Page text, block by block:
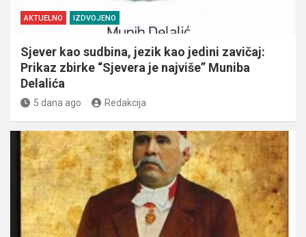
AKTUELNO IZDVOJENO
Sjever kao sudbina, jezik kao jedini zavičaj:
Prikaz zbirke “Sjevera je najviše” Muniba
Delalića
5 dana ago Redakcija